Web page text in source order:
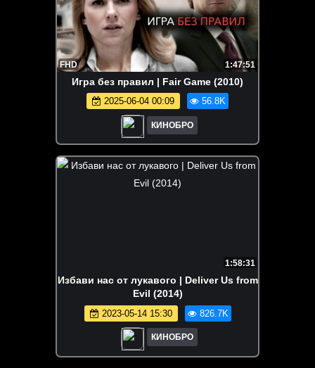
FHD 1:47:51
Игра без правил | Fair Game (2010)
2025-06-04 00:09 56.8K
КИНОБРО
1:58:31
Избави нас от лукавого | Deliver Us from
Evil (2014)
2023-05-14 15:30 826.7K
КИНОБРО